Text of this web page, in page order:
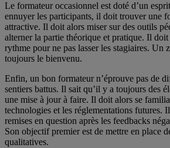
Le formateur occasionnel est doté d’un
ennuyer les participants, il doit trouver une
attractive. Il doit alors miser sur des outils
alterner la partie théorique et pratique. Il
rythme pour ne pas lasser les stagiaires. Un
toujours le bienvenu.
Enfin, un bon formateur n’éprouve pas de
sentiers battus. Il sait qu’il y a toujours des
une mise à jour à faire. Il doit alors se
technologies et les réglementations futures.
remises en question après les feedbacks
Son objectif premier est de mettre en place
qualitatives.